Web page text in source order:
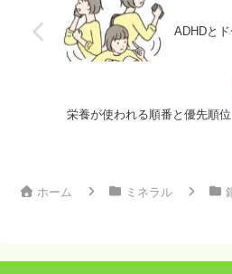
ADHDと
栄養が使われる順番と優先順位
ホーム ミネラル